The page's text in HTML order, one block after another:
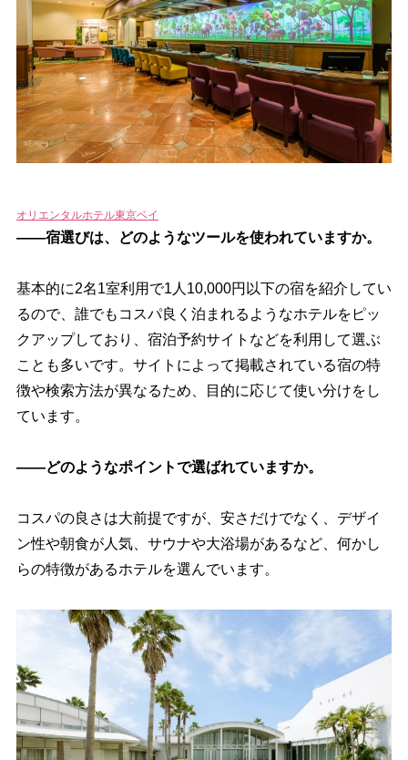
オリエンタルホテル東京ベイ
――宿選びは、どのようなツールを使われていますか。
基本的に2名1室利用で1人10,000円以下の宿を紹介してい
るので、誰でもコスパ良く泊まれるようなホテルをピッ
クアップしており、宿泊予約サイトなどを利用して選ぶ
ことも多いです。サイトによって掲載されている宿の特
徴や検索方法が異なるため、目的に応じて使い分けをし
ています。
――どのようなポイントで選ばれていますか。
コスパの良さは大前提ですが、安さだけでなく、デザイ
ン性や朝食が人気、サウナや大浴場があるなど、何かし
らの特徴があるホテルを選んでいます。